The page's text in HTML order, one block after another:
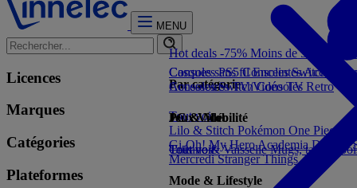
MENU
Licences
Marques
Catégories
Plateformes
Hot deals -75% Moins de 5€
Par catégorie
Tout voir
Consoles PS5Consoles Switch 2
Consoles SwitchConsoles Retro
Jeux Vidéo
Tout voir
Cuisine & VaisselleMugs, tasses,
Mode & Lifestyle
Casques sans filEnceintes
Accessoires TV/VidéoTV
PC & Mobilité
Tout voir
Lilo & Stitch Pokémon One Piece
Gi-Oh!My Hero AcademiaDemon
MercrediStranger Things